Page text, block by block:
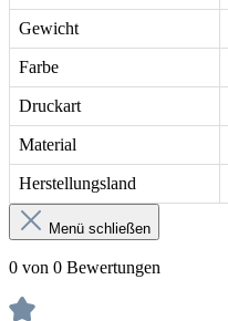
Gewicht
Farbe
Druckart
Material
Herstellungsland
Menü schließen
0 von 0 Bewertungen